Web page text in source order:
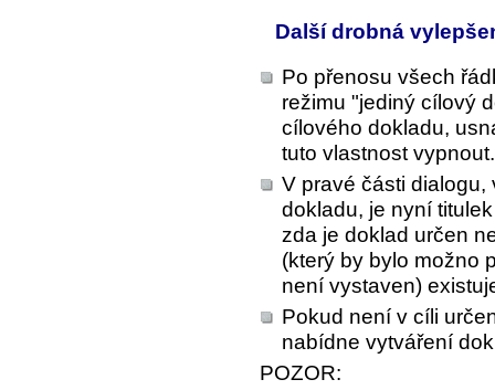
Další drobná
Po přenosu všech
režimu "jediný cílový
cílového dokladu,
tuto vlastnost vypnout.
V pravé části
dokladu, je nyní
zda je doklad určen
(který by bylo možno
není vystaven)
Pokud není v cíli
nabídne vytváření
POZOR: